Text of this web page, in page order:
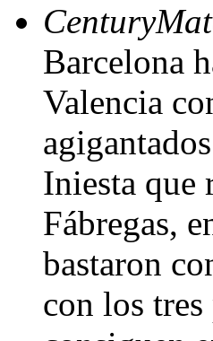
Barcelona
Valencia
Iniesta que
Fábregas,
bastaron
con los